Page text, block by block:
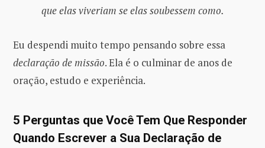
que elas viveriam se elas soubessem como.
Eu despendi muito tempo pensando sobre essa
declaração de missão. Ela é o culminar de anos de
oração, estudo e experiência.
5 Perguntas que Você Tem Que Responder
Quando Escrever a Sua Declaração de